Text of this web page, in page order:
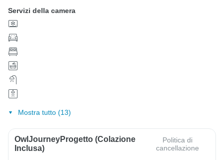
Servizi della camera
Mostra tutto (13)
OwlJourneyProgetto (colazione
Inclusa)
Politica di
cancellazione